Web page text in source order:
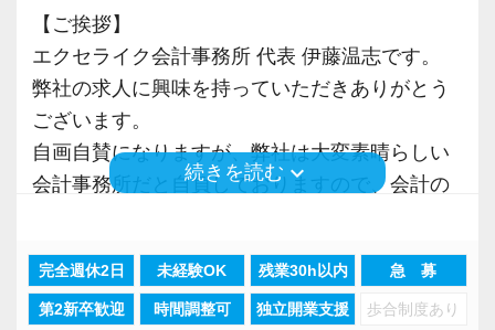
所」を展開
不動産オーナー様に特化した税務サービス
は、業界でもまだ数少ないサービスで、
今後もさらなるニーズが見込まれる成長分
野です。
とができます。
獲得)
・綺麗なオフィス・快適な空間
・良好な人間関係・飲み会などベタベタした付
き合いはなし。
・短時間で集中して定時でパッと帰る事を推奨
・税理士試験前休暇1週間を有給で全員に付与
・昇給はとても早い！入社4年目で年俸は最低で
も600万弱になります。
・訪問はしません。事務所で作業に専念出来る
この業界は非常に特殊な業界です。クライアン
トは受けきれないほど存在するのに対して深刻
な人材難が続きます。
これに対抗するには生産性を向上するほかない
のは明らかなのに、未だ労働集約的な体質を改
めようとする会計事務所は出てきません。
です。
そのため弊社では理想の職場を今後も追及し続
【ご挨拶】
エクセライク会計事務所 代表 伊藤温志です。
弊社の求人に興味を持っていただきありがとう
ございます。
自画自賛になりますが、弊社は大変素晴らしい
会計事務所だと自負しておりますので、会計の
「税理士事務所の働き方を大きく前進」させ
続きを読む keyboard_arrow_down
完全週休2日 未経験OK 残業30h以内 急 募
第2新卒歓迎 時間調整可 独立開業支援 歩合制度あり